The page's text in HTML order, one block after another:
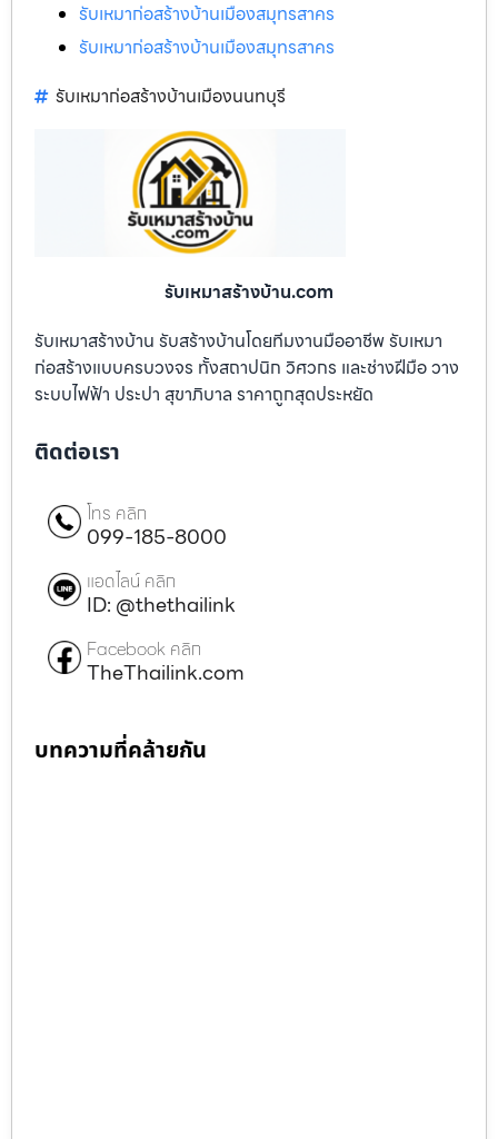
รับเหมาก่อสร้างบ้านเมืองสมุทรสาคร
รับเหมาก่อสร้างบ้านเมืองสมุทรสาคร
รับเหมาก่อสร้างบ้านเมืองนนทบุรี
รับเหมาสร้างบ้าน.com
รับเหมาสร้างบ้าน รับสร้างบ้านโดยทีมงานมืออาชีพ รับเหมา
ก่อสร้างแบบครบวงจร ทั้งสถาปนิก วิศวกร และช่างฝีมือ วาง
ระบบไฟฟ้า ประปา สุขาภิบาล ราคาถูกสุดประหยัด
ติดต่อเรา
โทร คลิก
099-185-8000
แอดไลน์ คลิก
ID: @thethailink
Facebook คลิก
TheThailink.com
บทความที่คล้ายกัน